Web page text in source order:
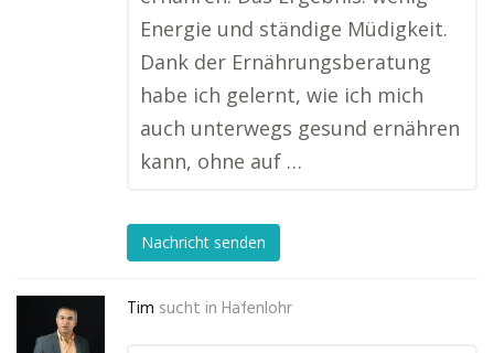
Energie und ständige Müdigkeit.
Dank der Ernährungsberatung
habe ich gelernt, wie ich mich
auch unterwegs gesund ernähren
kann, ohne auf …
Nachricht senden
Tim sucht in Hafenlohr